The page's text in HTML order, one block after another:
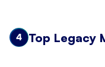
4 Top Legacy